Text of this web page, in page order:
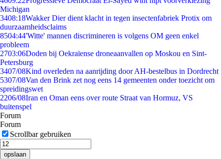
Michigan
3408:18Wakker Dier dient klacht in tegen insectenfabriek Protix om
duurzaamheidsclaims
8504:44'Witte' mannen discrimineren is volgens OM geen enkel
probleem
2703:06Doden bij Oekraïense droneaanvallen op Moskou en Sint-
Petersburg
3407/08Kind overleden na aanrijding door AH-bestelbus in Dordrecht
5307/08Van den Brink zet nog eens 14 gemeenten onder toezicht om
spreidingswet
2206/08Iran en Oman eens over route Straat van Hormuz, VS
buitenspel
Forum
Forum
Scrollbar gebruiken
opslaan